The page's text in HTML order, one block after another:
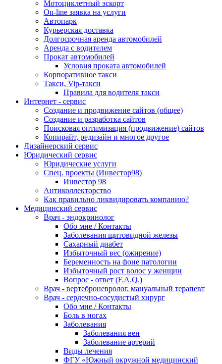
Мотоциклетный эскорт
On-line заявка на услуги
Автопарк
Курьерская доставка
Долгосрочная аренда автомобилей
Аренда с водителем
Прокат автомобилей
Условия проката автомобилей
Корпоративное такси
Такси, Vip-такси
Правила для водителя такси
Интернет - сервис
Создание и продвижение сайтов (общее)
Создание и разработка сайтов
Поисковая оптимизация (продвижение) сайтов
Копирайт, редизайн и многое другое
Дизайнерский сервис
Юридический сервис
Юридические услуги
Спец. проекты (Инвестор98)
Инвестор 98
Антиколлекторство
Как правильно ликвидировать компанию?
Медицинский сервис
Врач - эндокринолог
Обо мне / Контакты
Заболевания щитовидной железы
Сахарный диабет
Избыточный вес (ожирение)
Беременность на фоне патологии
Избыточный рост волос у женщин
Вопрос - ответ (F.A.Q.)
Врач - вертеброневролог, мануальный терапевт
Врач - сердечно-сосудистый хирург
Обо мне / Контакты
Боль в ногах
Заболевания
Заболевания вен
Заболевание артерий
Виды лечения
ФГУ «Южный окружной медицинский